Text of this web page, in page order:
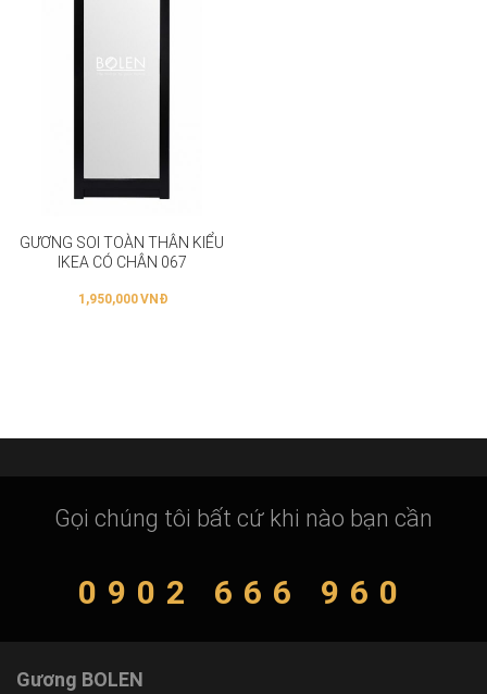
GƯƠNG SOI TOÀN THÂN KIỂU
IKEA CÓ CHÂN 067
1,950,000VNĐ
Gọi chúng tôi bất cứ khi nào bạn cần
0902 666 960
Gương BOLEN